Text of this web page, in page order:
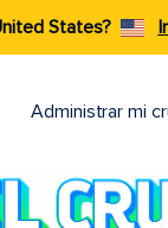
States?
Administrar mi